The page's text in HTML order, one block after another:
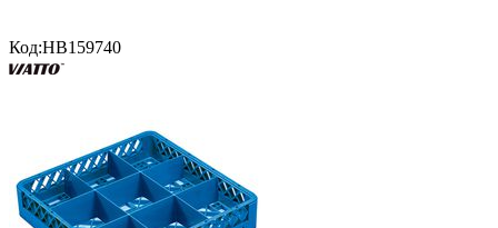
Код:HB159740